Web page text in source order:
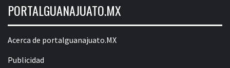
PORTALGUANAJUATO.MX
Acerca de portalguanajuato.MX
Publicidad